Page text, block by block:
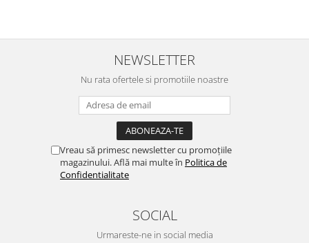
NEWSLETTER
Nu rata ofertele si promotiile noastre
Vreau să primesc newsletter cu promoțiile
magazinului. Află mai multe în Politica de
Confidentialitate
SOCIAL
Urmareste-ne in social media